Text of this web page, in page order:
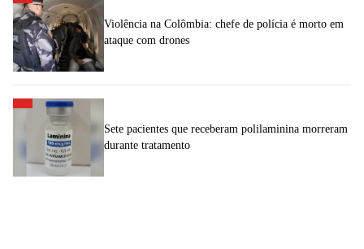
Violência na Colômbia: chefe de polícia é morto em
ataque com drones
Sete pacientes que receberam polilaminina morreram
durante tratamento